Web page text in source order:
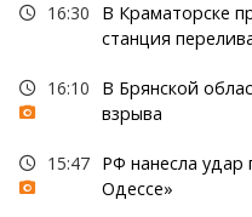
16:30
В Краматорске
станция
16:10
В Брянской
взрыва
15:47 РФ нанесла удар
Одессе»